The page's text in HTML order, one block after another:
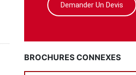
Demander Un Devis
BROCHURES CONNEXES